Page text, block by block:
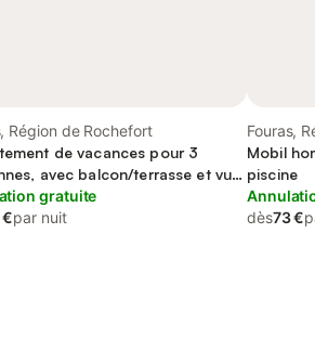
Région de Rochefort
de vacances pour 3
avec balcon/terrasse et vue
gratuite
€par nuit
Fouras,
Mobil
piscine
dès73 €